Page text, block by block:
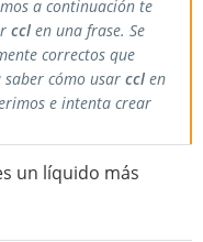
a continuación te
ccl en una frase. Se
correctos que
cómo usar ccl en
e intenta crear
un líquido más